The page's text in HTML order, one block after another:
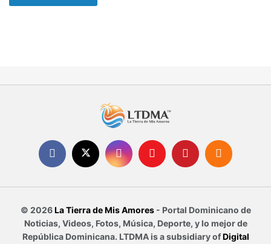
© 2026La Tierra de Mis Amores- Portal Dominicano de
Noticias, Videos, Fotos, Música, Deporte, y lo mejor de
República Dominicana. LTDMA is a subsidiary ofDigital